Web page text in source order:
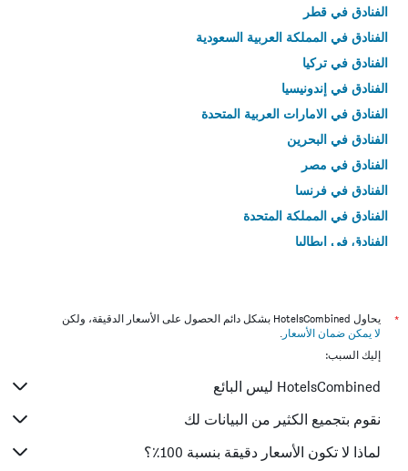
الفنادق في قطر
الفنادق في المملكة العربية السعودية
الفنادق في تركيا
الفنادق في إندونيسيا
الفنادق في الامارات العربية المتحدة
الفنادق في البحرين
الفنادق في مصر
الفنادق في فرنسا
الفنادق في المملكة المتحدة
الفنادق في إيطاليا
*
يحاول HotelsCombined بشكل دائم الحصول على الأسعار الدقيقة، ولكن
لا يمكن ضمان الأسعار .
إليك السبب:
HotelsCombined ليس البائع
نقوم بتجميع الكثير من البيانات لك
لماذا لا تكون الأسعار دقيقة بنسبة 100٪؟